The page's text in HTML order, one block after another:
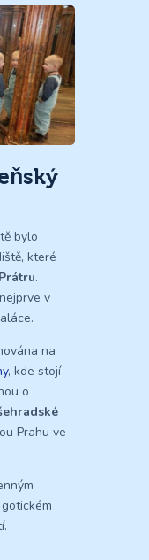
bylo
které
.
v
na
, kde stojí
o
Prahu ve